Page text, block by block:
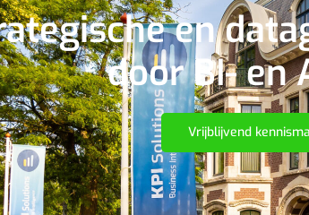
en
door BI- en
Vrijblijvend